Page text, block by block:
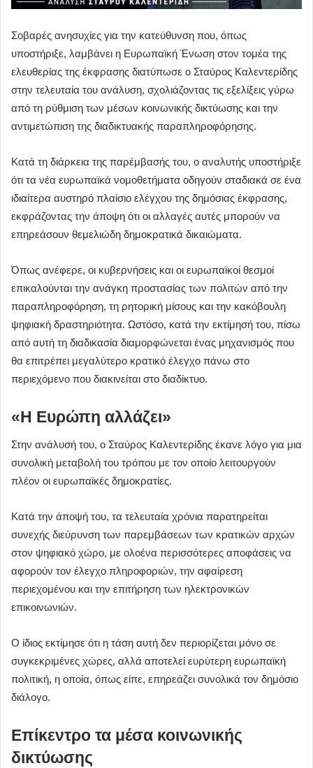
Σοβαρές ανησυχίες για την κατεύθυνση που, όπως
υποστήριξε, λαμβάνει η Ευρωπαϊκή Ένωση στον τομέα της
ελευθερίας της έκφρασης διατύπωσε ο Σταύρος Καλεντερίδης
στην τελευταία του ανάλυση, σχολιάζοντας τις εξελίξεις γύρω
από τη ρύθμιση των μέσων κοινωνικής δικτύωσης και την
αντιμετώπιση της διαδικτυακής παραπληροφόρησης.
Κατά τη διάρκεια της παρέμβασής του, ο αναλυτής υποστήριξε
ότι τα νέα ευρωπαϊκά νομοθετήματα οδηγούν σταδιακά σε ένα
ιδιαίτερα αυστηρό πλαίσιο ελέγχου της δημόσιας έκφρασης,
εκφράζοντας την άποψη ότι οι αλλαγές αυτές μπορούν να
επηρεάσουν θεμελιώδη δημοκρατικά δικαιώματα.
Όπως ανέφερε, οι κυβερνήσεις και οι ευρωπαϊκοί θεσμοί
επικαλούνται την ανάγκη προστασίας των πολιτών από την
παραπληροφόρηση, τη ρητορική μίσους και την κακόβουλη
ψηφιακή δραστηριότητα. Ωστόσο, κατά την εκτίμησή του, πίσω
από αυτή τη διαδικασία διαμορφώνεται ένας μηχανισμός που
θα επιτρέπει μεγαλύτερο κρατικό έλεγχο πάνω στο
περιεχόμενο που διακινείται στο διαδίκτυο.
«Η Ευρώπη αλλάζει»
Στην ανάλυσή του, ο Σταύρος Καλεντερίδης έκανε λόγο για μια
συνολική μεταβολή του τρόπου με τον οποίο λειτουργούν
πλέον οι ευρωπαϊκές δημοκρατίες.
Κατά την άποψή του, τα τελευταία χρόνια παρατηρείται
συνεχής διεύρυνση των παρεμβάσεων των κρατικών αρχών
στον ψηφιακό χώρο, με ολοένα περισσότερες αποφάσεις να
αφορούν τον έλεγχο πληροφοριών, την αφαίρεση
περιεχομένου και την επιτήρηση των ηλεκτρονικών
επικοινωνιών.
Ο ίδιος εκτίμησε ότι η τάση αυτή δεν περιορίζεται μόνο σε
συγκεκριμένες χώρες, αλλά αποτελεί ευρύτερη ευρωπαϊκή
πολιτική, η οποία, όπως είπε, επηρεάζει συνολικά τον δημόσιο
διάλογο.
Επίκεντρο τα μέσα κοινωνικής
δικτύωσης